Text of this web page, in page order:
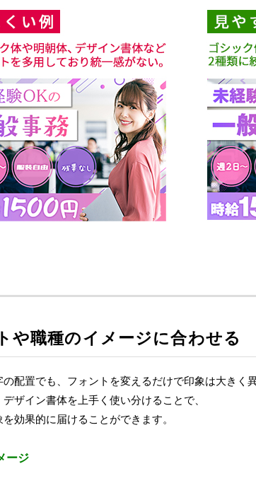
や職種のイメージに合わせる
配置でも、フォントを変えるだけで印象は大きく異
ザイン書体を上手く使い分けることで、
効果的に届けることができます。
ージ